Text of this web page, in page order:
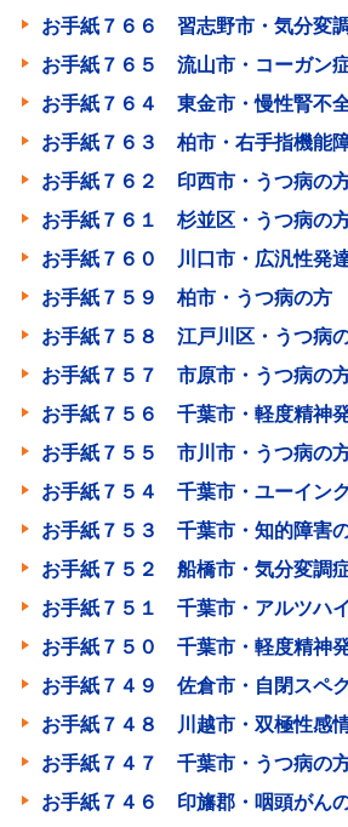
お手紙７６６ 習志野市・気分変
お手紙７６５ 流山市・コーガン
お手紙７６４ 東金市・慢性腎不
お手紙７６３ 柏市・右手指機能
お手紙７６２ 印西市・うつ病の
お手紙７６１ 杉並区・うつ病の
お手紙７６０ 川口市・広汎性発
お手紙７５９ 柏市・うつ病の方
お手紙７５８ 江戸川区・うつ病
お手紙７５７ 市原市・うつ病の
お手紙７５６ 千葉市・軽度精神
お手紙７５５ 市川市・うつ病の
お手紙７５４ 千葉市・ユーイン
お手紙７５３ 千葉市・知的障害
お手紙７５２ 船橋市・気分変調
お手紙７５１ 千葉市・アルツハ
お手紙７５０ 千葉市・軽度精神
お手紙７４９ 佐倉市・自閉スペ
お手紙７４８ 川越市・双極性感
お手紙７４７ 千葉市・うつ病の
お手紙７４６ 印旛郡・咽頭がん